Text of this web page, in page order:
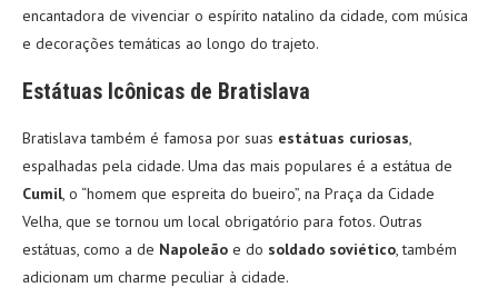
encantadora de vivenciar o espírito natalino da cidade, com música
e decorações temáticas ao longo do trajeto.
Estátuas Icônicas de Bratislava
Bratislava também é famosa por suas estátuas curiosas,
espalhadas pela cidade. Uma das mais populares é a estátua de
Cumil, o “homem que espreita do bueiro”, na Praça da Cidade
Velha, que se tornou um local obrigatório para fotos. Outras
estátuas, como a de Napoleão e do soldado soviético, também
adicionam um charme peculiar à cidade.